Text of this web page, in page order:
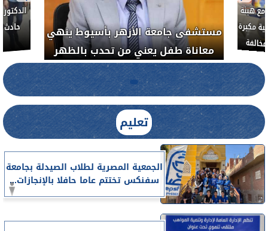
مستشفى جامعة الأزهر بأسيوط ينهي
معاناة طفل يعني من تحدب بالظهر
هيئة
مكبرة
تعليم
الجمعية المصرية لطلاب الصيدلة بجامعة
سفنكس تختتم عاما حافلا بالإنجازات...